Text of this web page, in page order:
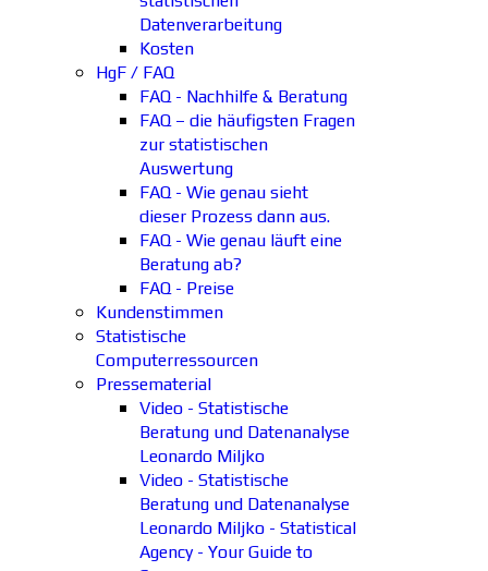
Datenverarbeitung
Kosten
HgF / FAQ
FAQ - Nachhilfe & Beratung
FAQ – die häufigsten Fragen
zur statistischen
Auswertung
FAQ - Wie genau sieht
dieser Prozess dann aus.
FAQ - Wie genau läuft eine
Beratung ab?
FAQ - Preise
Kundenstimmen
Statistische
Computerressourcen
Pressematerial
Video - Statistische
Beratung und Datenanalyse
Leonardo Miljko
Video - Statistische
Beratung und Datenanalyse
Leonardo Miljko - Statistical
Agency - Your Guide to